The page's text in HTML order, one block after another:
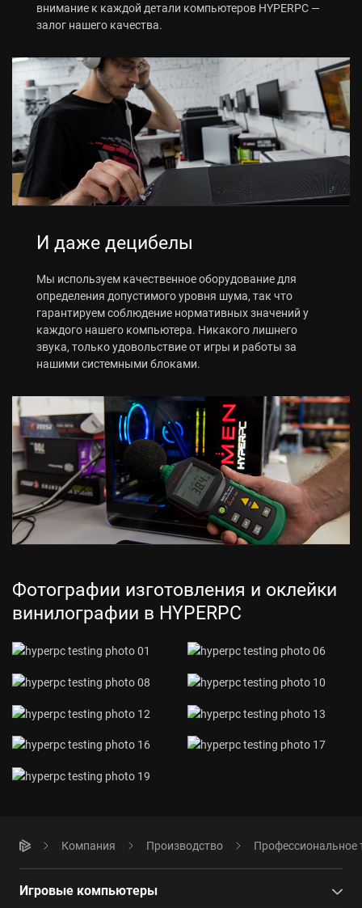
внимание к каждой детали компьютеров HYPERPC —
залог нашего качества.
И даже децибелы
Мы используем качественное оборудование для
определения допустимого уровня шума, так что
гарантируем соблюдение нормативных значений у
каждого нашего компьютера. Никакого лишнего
звука, только удовольствие от игры и работы за
нашими системными блоками.
Фотографии изготовления и оклейки
винилографии в HYPERPC
Компания Производство Профессиональное
Игровые компьютеры